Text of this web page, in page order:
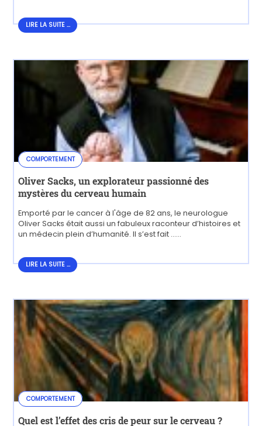
LIRE LA SUITE ...
COMPORTEMENT
Oliver Sacks, un explorateur passionné des
mystères du cerveau humain
Emporté par le cancer à l'âge de 82 ans, le neurologue
Oliver Sacks était aussi un fabuleux raconteur d’histoires et
un médecin plein d’humanité. Il s’est fait ......
LIRE LA SUITE ...
COMPORTEMENT
Quel est l’effet des cris de peur sur le cerveau ?